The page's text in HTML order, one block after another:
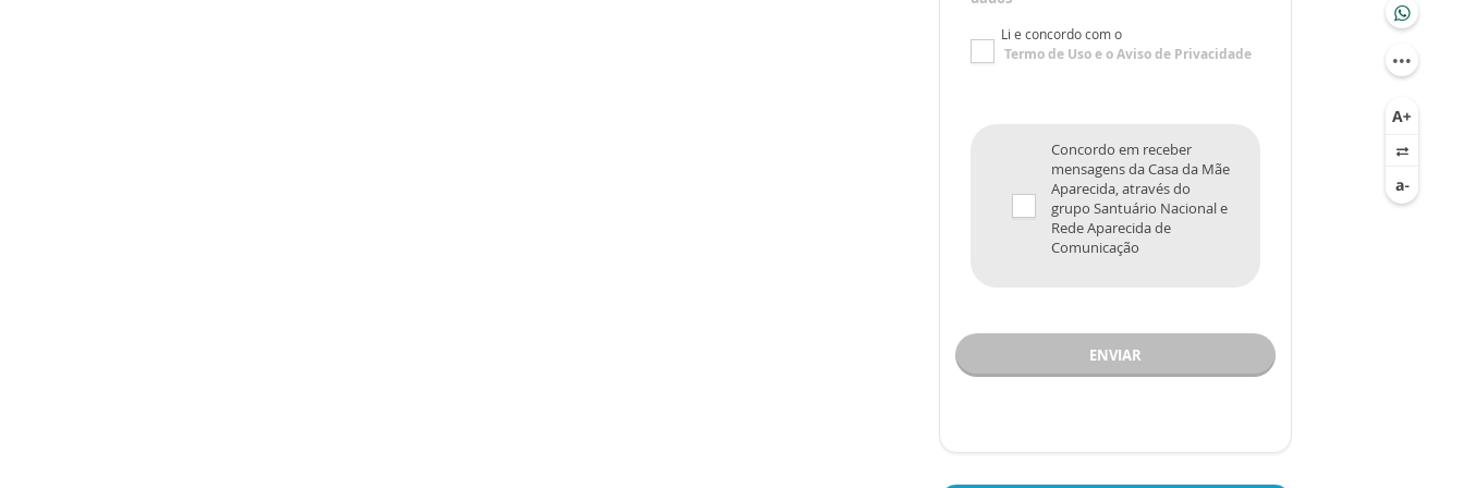
Li e concordo com o
Termo de Usoe oAviso de Privacidade
Concordo em receber
mensagens da Casa da Mãe
Aparecida, através do
grupo Santuário Nacional e
Rede Aparecida de
Comunicação
ENVIAR